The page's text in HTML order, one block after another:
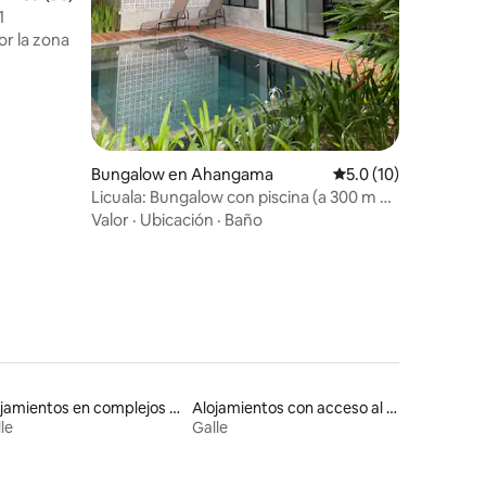
la zona
Bungalow en Ahangama Calificación
5.0 (10)
Licuala: Bungalow con piscina (a 300 m de
la playa)
Valor · Ubicación · Baño
Alojamientos en complejos turísticos
Alojamientos con acceso al lago
Galle